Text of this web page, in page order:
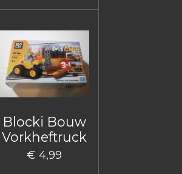
Blocki Bouw
Vorkheftruck
€ 4,99